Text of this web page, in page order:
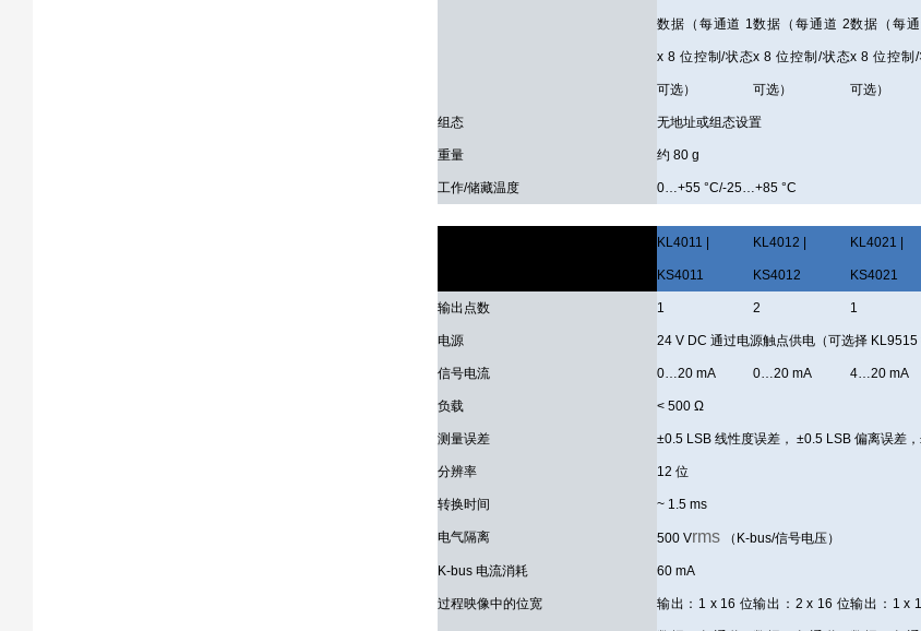
数据（每通道 1
x 8 位控制/状态
可选）
数据（每通道 2
x 8 位控制/状态
可选）
数据（每
x 8 位控制
可选）
组态 无地址或组态设置
重量 约 80 g
工作/储藏温度 0…+55 °C/-25…+85 °C
KL4011 |
KS4011
KL4012 |
KS4012
KL4021 |
KS4021
输出点数 1 2 1
电源 24 V DC 通过电源触点供电（可选择 KL9515
信号电流 0…20 mA 0…20 mA 4…20 mA
负载 < 500 Ω
测量误差 ±0.5 LSB 线性度误差， ±0.5 LSB 偏离误差，
分辨率 12 位
转换时间 ~ 1.5 ms
电气隔离 500 Vrms （K-bus/信号电压）
K-bus 电流消耗 60 mA
过程映像中的位宽 输出：1 x 16 位输出：2 x 16 位输出：1 x